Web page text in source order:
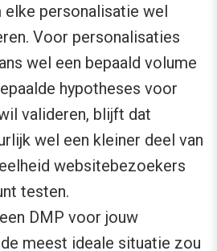
elke personalisatie wel
Voor personalisaties
wel een bepaald volume
hypotheses voor
valideren, blijft dat
wel een kleiner deel van
websitebezoekers
testen.
DMP voor jouw
meest ideale situatie zou